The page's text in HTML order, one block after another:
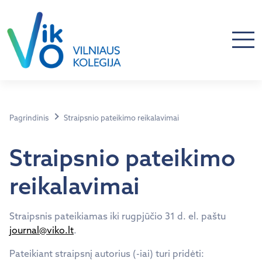
Pagrindinis Straipsnio pateikimo reikalavimai
Straipsnio pateikimo
reikalavimai
Straipsnis pateikiamas iki rugpjūčio 31 d. el. paštu
journal@viko.lt.
Pateikiant straipsnį autorius (-iai) turi pridėti: